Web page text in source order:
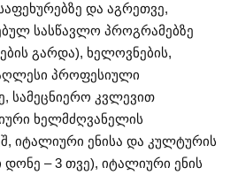
და აგრეთვე,
სასწავლო პროგრამებზე
გარდა), ხელოვნების,
პროფესიული
სამეცნიერო კვლევით
ხელმძღვანელის
იტალიური ენისა და კულტურის
– 3 თვე), იტალიური ენის